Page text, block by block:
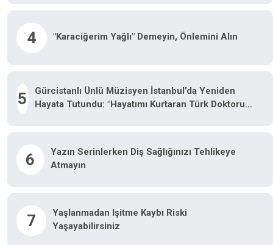
4 "Karaciğerim Yağlı" Demeyin, Önlemini Alın
5
Gürcistanlı Ünlü Müzisyen İstanbul’da Yeniden
Hayata Tutundu: "Hayatımı Kurtaran Türk Doktorum
6
Yazın Serinlerken Diş Sağlığınızı Tehlikeye
Atmayın
7
Yaşlanmadan Işitme Kaybı Riski
Yaşayabilirsiniz